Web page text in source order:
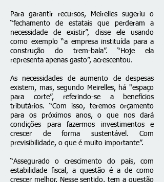
Para garantir recursos, Meirelles sugeriu o
“fechamento de estatais que perderam a
necessidade de existir”, disse ele usando
como exemplo “a empresa instituída para a
construção do trem-bala”. “Hoje ela
representa apenas gasto”, acrescentou.
As necessidades de aumento de despesas
existem, mas, segundo Meirelles, há "espaço
para corte”, referindo-se a benefícios
tributários. “Com isso, teremos orçamento
para os próximos anos, o que nos dará
condições para fazermos investimentos e
crescer de forma sustentável. Com
previsibilidade, o que é muito importante”.
“Assegurado o crescimento do país, com
estabilidade fiscal, a questão é a de como
crescer melhor. Nesse sentido, tem a questão